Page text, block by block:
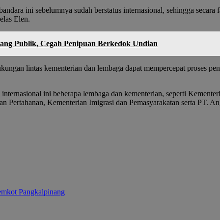
ini sebelumnya sudah berstatus internasional, sehingga
Elen.
Publik, Cegah Penipuan Berkedok Undian
lintas kementerian dan lembaga dapat mempercepat proses
ini beberapa lembaga dan kementerian, seperti
Kementerian Imigrasi dan Pemasyarakatan serta PT.
Pangkalpinang